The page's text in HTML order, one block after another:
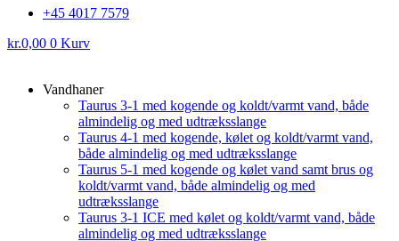
+45 4017 7579
kr.0,00 0 Kurv
Vandhaner
Taurus 3-1 med kogende og koldt/varmt vand, både
almindelig og med udtræksslange
Taurus 4-1 med kogende, kølet og koldt/varmt vand,
både almindelig og med udtræksslange
Taurus 5-1 med kogende og kølet vand samt brus og
koldt/varmt vand, både almindelig og med
udtræksslange
Taurus 3-1 ICE med kølet og koldt/varmt vand, både
almindelig og med udtræksslange